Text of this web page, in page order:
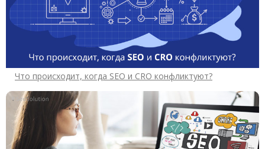
Что происходит, когда SEO и CRO конфликтуют?